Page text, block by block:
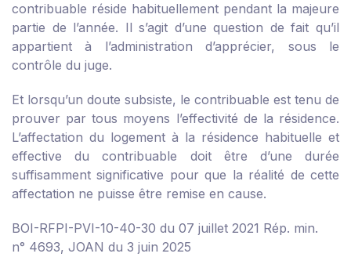
contribuable réside habituellement pendant la majeure
partie de l’année. Il s’agit d’une question de fait qu’il
appartient à l’administration d’apprécier, sous le
contrôle du juge.
Et lorsqu’un doute subsiste, le contribuable est tenu de
prouver par tous moyens l’effectivité de la résidence.
L’affectation du logement à la résidence habituelle et
effective du contribuable doit être d’une durée
suffisamment significative pour que la réalité de cette
affectation ne puisse être remise en cause.
BOI-RFPI-PVI-10-40-30 du 07 juillet 2021 Rép. min.
n° 4693, JOAN du 3 juin 2025